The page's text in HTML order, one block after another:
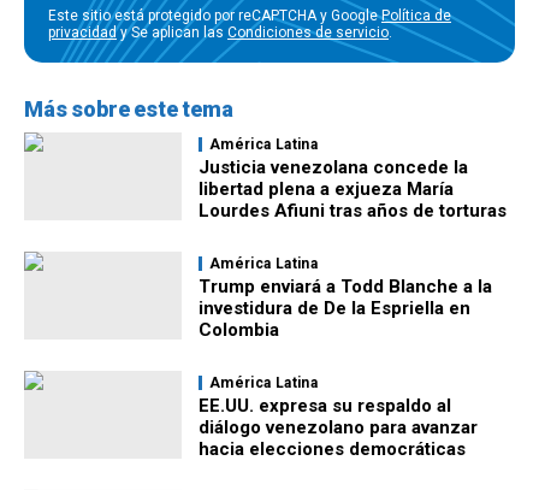
Este sitio está protegido por reCAPTCHA y GooglePolítica de
privacidady Se aplican las Condiciones de servicio.
Más sobre este tema
América Latina
Justicia venezolana concede la
libertad plena a exjueza María
Lourdes Afiuni tras años de torturas
América Latina
Trump enviará a Todd Blanche a la
investidura de De la Espriella en
Colombia
América Latina
EE.UU. expresa su respaldo al
diálogo venezolano para avanzar
hacia elecciones democráticas